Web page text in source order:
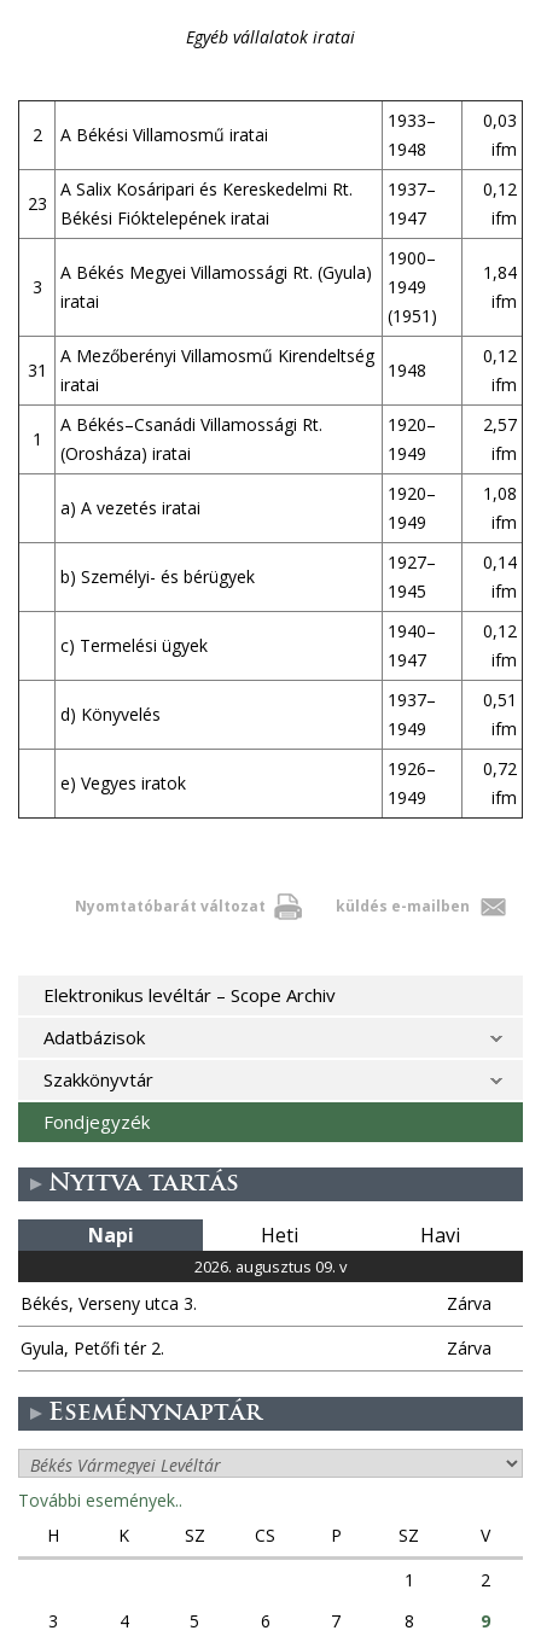
Egyéb vállalatok iratai
2 A Békési Villamosmű iratai
1933–
1948
0,03
ifm
23
A Salix Kosáripari és Kereskedelmi Rt.
Békési Fióktelepének iratai
1937–
1947
0,12
ifm
3
A Békés Megyei Villamossági Rt. (Gyula)
iratai
1900–
1949
(1951)
1,84
ifm
31
A Mezőberényi Villamosmű Kirendeltség
iratai
1948
0,12
ifm
1
A Békés–Csanádi Villamossági Rt.
(Orosháza) iratai
1920–
1949
2,57
ifm
a) A vezetés iratai
1920–
1949
1,08
ifm
b) Személyi- és bérügyek
1927–
1945
0,14
ifm
c) Termelési ügyek
1940–
1947
0,12
ifm
d) Könyvelés
1937–
1949
0,51
ifm
e) Vegyes iratok
1926–
1949
0,72
ifm
Nyomtatóbarát változat küldés e-mailben
Elektronikus levéltár – Scope Archiv
Adatbázisok
Szakkönyvtár
Fondjegyzék
Nyitva tartás
Napi Heti Havi
2026. augusztus 09. v
Békés, Verseny utca 3.
Zárva
Gyula, Petőfi tér 2.
Zárva
Eseménynaptár
További események..
H
K SZ CS P SZ
V
1
2
3
4 5 6 7 8
9